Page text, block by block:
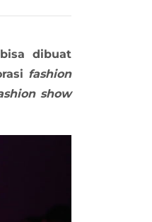
dibuat
fashion
show